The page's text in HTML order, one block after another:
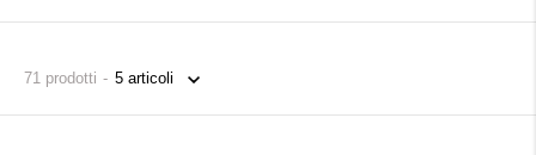
71 prodotti